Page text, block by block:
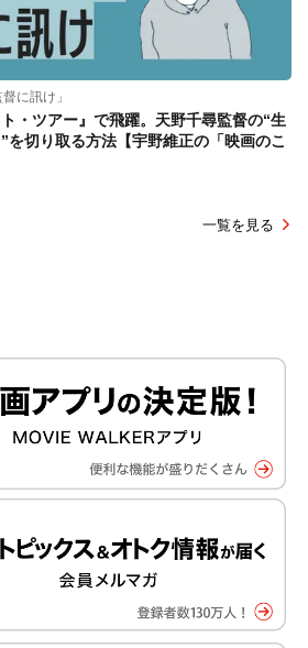
に訊け」
・ツアー』で飛躍。天野千尋監督の“生
を切り取る方法【宇野維正の「映画のこ
一覧を見る